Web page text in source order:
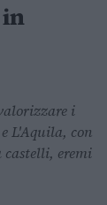
i
L'Aquila, con
eremi